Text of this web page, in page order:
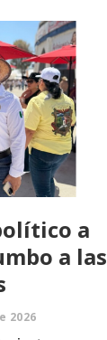
a
a las
2026